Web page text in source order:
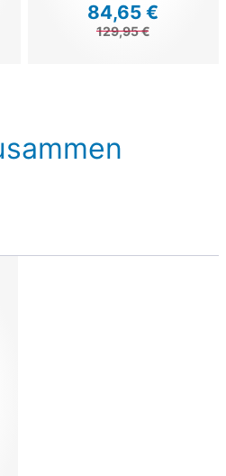
84,65 €
129,95 €